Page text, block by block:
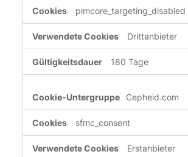
pimcore_targeting_disabled
Drittanbieter
180 Tage
Cepheid.com
sfmc_consent
Erstanbieter